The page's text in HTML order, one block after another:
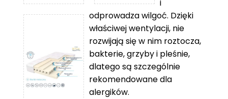
od
4
570 zł
od
3
360 zł
do
8
739 zł
i
odprowadza wilgoć. Dzięki
właściwej wentylacji, nie
rozwijają się w nim roztocza,
bakterie, grzyby i pleśnie,
dlatego są szczególnie
rekomendowane dla
alergików.